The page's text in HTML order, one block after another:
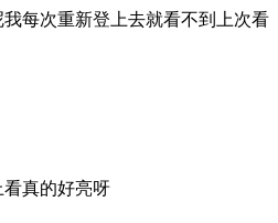
每次重新登上去就看不到上次看
真的好亮呀